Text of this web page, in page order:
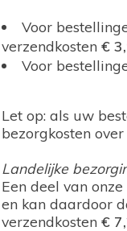
Voor
verzendkosten €
Voor
Let op: als uw
bezorgkosten
Landelijke
Een deel van
en kan daardoor
verzendkosten €